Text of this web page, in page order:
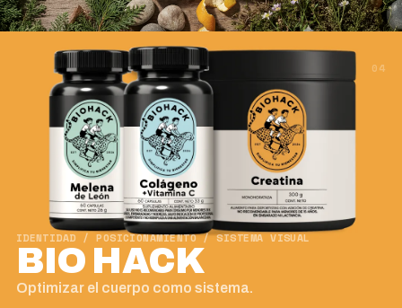
IDENTIDAD / POSICIONAMIENTO / SISTEMA VISUAL
BIO HACK
Optimizar el cuerpo como sistema.
04